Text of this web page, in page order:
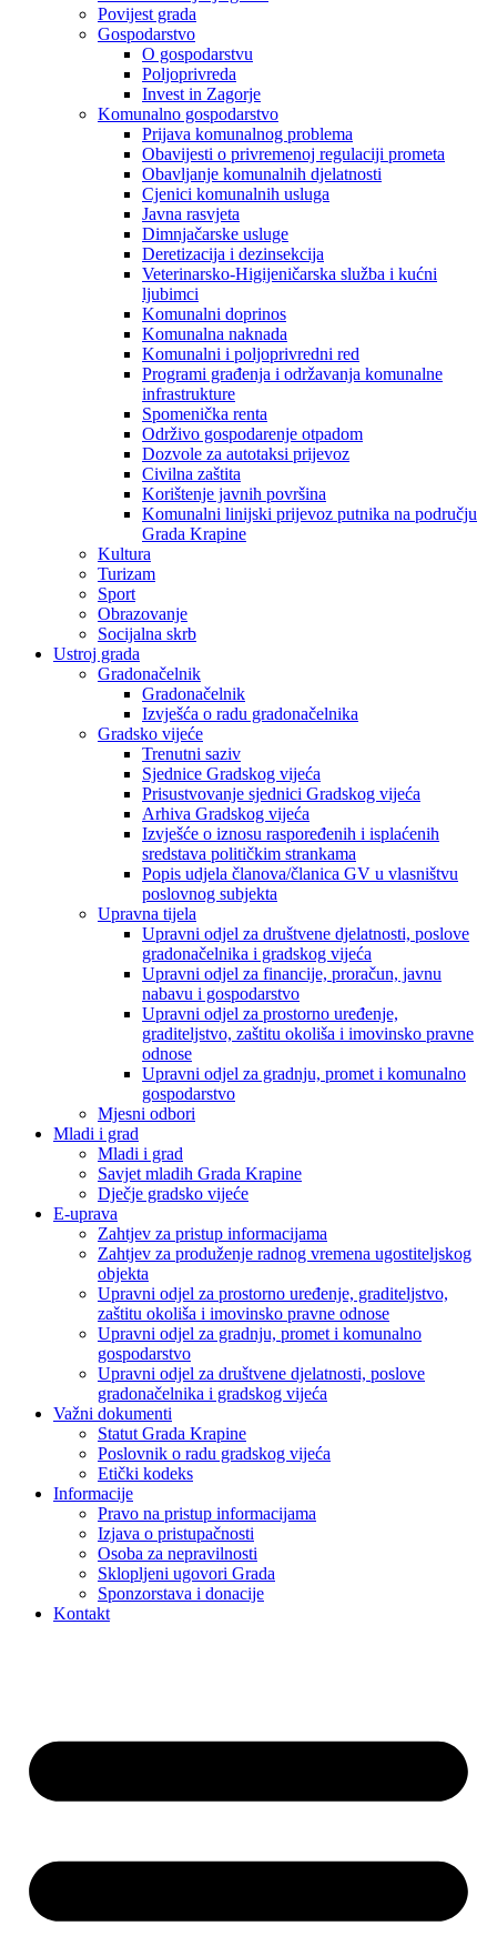
Povijest grada
Gospodarstvo
O gospodarstvu
Poljoprivreda
Invest in Zagorje
Komunalno gospodarstvo
Prijava komunalnog problema
Obavijesti o privremenoj regulaciji prometa
Obavljanje komunalnih djelatnosti
Cjenici komunalnih usluga
Javna rasvjeta
Dimnjačarske usluge
Deretizacija i dezinsekcija
Veterinarsko-Higijeničarska služba i kućni
ljubimci
Komunalni doprinos
Komunalna naknada
Komunalni i poljoprivredni red
Programi građenja i održavanja komunalne
infrastrukture
Spomenička renta
Održivo gospodarenje otpadom
Dozvole za autotaksi prijevoz
Civilna zaštita
Korištenje javnih površina
Komunalni linijski prijevoz putnika na području
Grada Krapine
Kultura
Turizam
Sport
Obrazovanje
Socijalna skrb
Ustroj grada
Gradonačelnik
Gradonačelnik
Izvješća o radu gradonačelnika
Gradsko vijeće
Trenutni saziv
Sjednice Gradskog vijeća
Prisustvovanje sjednici Gradskog vijeća
Arhiva Gradskog vijeća
Izvješće o iznosu raspoređenih i isplaćenih
sredstava političkim strankama
Popis udjela članova/članica GV u vlasništvu
poslovnog subjekta
Upravna tijela
Upravni odjel za društvene djelatnosti, poslove
gradonačelnika i gradskog vijeća
Upravni odjel za financije, proračun, javnu
nabavu i gospodarstvo
Upravni odjel za prostorno uređenje,
graditeljstvo, zaštitu okoliša i imovinsko pravne
odnose
Upravni odjel za gradnju, promet i komunalno
gospodarstvo
Mjesni odbori
Mladi i grad
Mladi i grad
Savjet mladih Grada Krapine
Dječje gradsko vijeće
E-uprava
Zahtjev za pristup informacijama
Zahtjev za produženje radnog vremena ugostiteljskog
objekta
Upravni odjel za prostorno uređenje, graditeljstvo,
zaštitu okoliša i imovinsko pravne odnose
Upravni odjel za gradnju, promet i komunalno
gospodarstvo
Upravni odjel za društvene djelatnosti, poslove
gradonačelnika i gradskog vijeća
Važni dokumenti
Statut Grada Krapine
Poslovnik o radu gradskog vijeća
Etički kodeks
Informacije
Pravo na pristup informacijama
Izjava o pristupačnosti
Osoba za nepravilnosti
Sklopljeni ugovori Grada
Sponzorstava i donacije
Kontakt